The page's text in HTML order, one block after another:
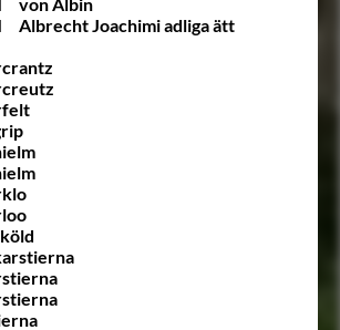
Albrecht Joachimi adliga ätt